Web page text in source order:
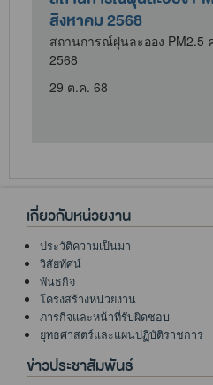
สิงหาคม 2568
สถานการณ์ฝุ่นละออง PM2.5
2568
29 ต.ค. 68
เกี่ยวกับหน่วยงาน
ประวัติความเป็นมา
วิสัยทัศน์
พันธกิจ
โครงสร้างหน่วยงาน
ภารกิจและหน้าที่รับผิดชอบ
ยุทธศาสตร์และแผนปฏิบัติราชการ
ข่าวประชาสัมพันธ์